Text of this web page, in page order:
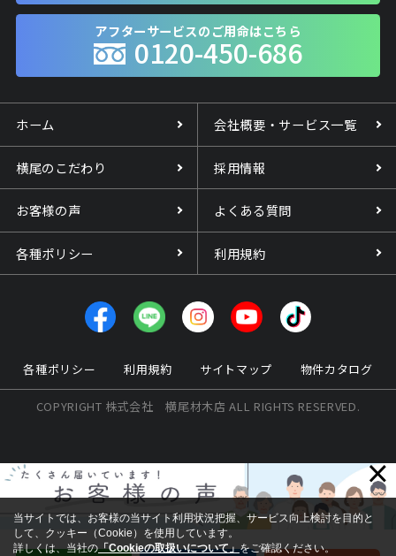
アフターサービスのご用命はこちら
0120-450-686
ホーム 会社概要・サービス一覧
横尾のこだわり 採用情報
お客様の声 よくある質問
各種ポリシー 利用規約
各種ポリシー 利用規約 サイトマップ 物件カタログ
COPYRIGHT 株式会社 横尾材木店 ALL RIGHTS RESERVED.
×
当サイトでは、お客様の当サイト利用状況把握、サービス向上検討を目的と
して、クッキー（Cookie）を使用しています。
詳しくは、当社の「Cookieの取扱いについて」をご確認ください。